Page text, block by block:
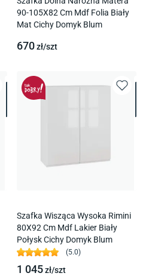
90-105X82 Cm Mdf Folia Biały
Mat Cichy Domyk Blum
670zł/szt
Szafka Wisząca Wysoka Rimini
80X92 Cm Mdf Lakier Biały
Połysk Cichy Domyk Blum
(5.0)
1 045zł/szt